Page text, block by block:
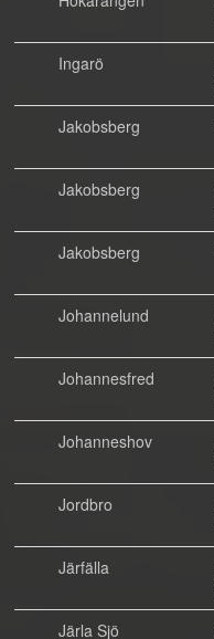
Ingarö
Jakobsberg
Jakobsberg
Jakobsberg
Johannelund
Johannesfred
Johanneshov
Jordbro
Järfälla
Järla Sjö